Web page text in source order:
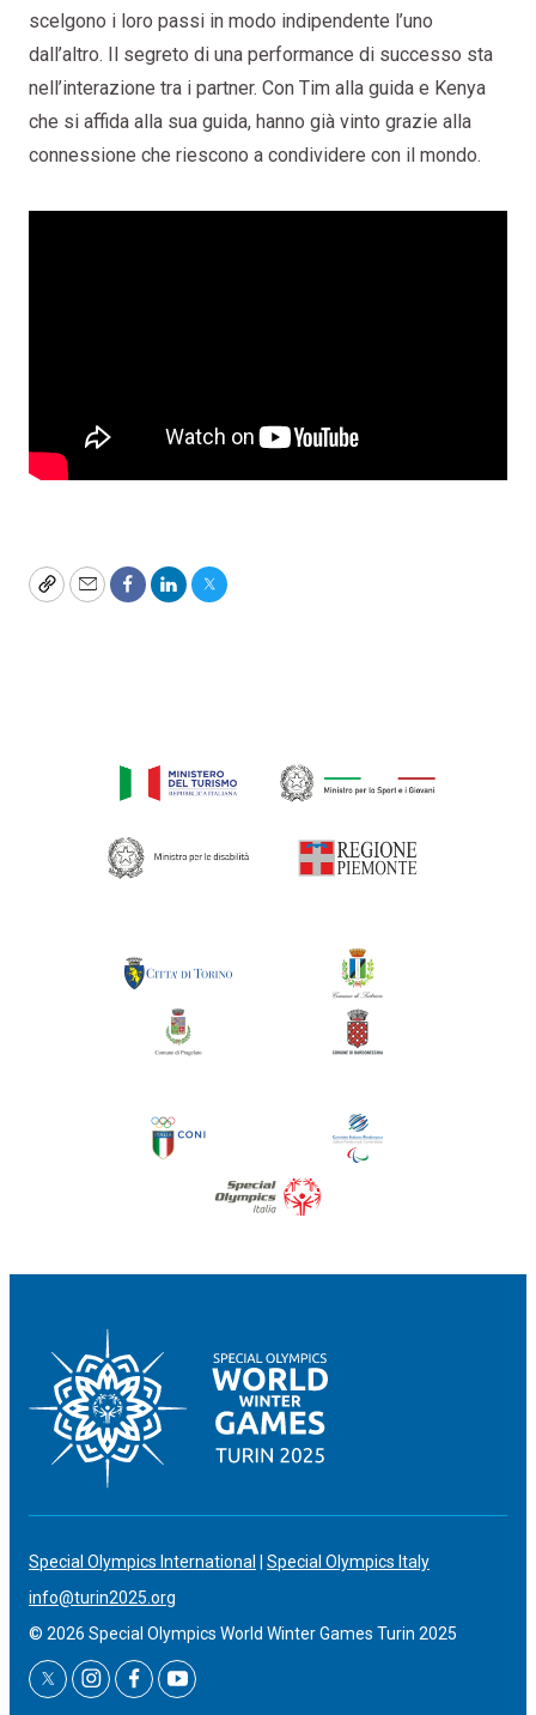
scelgono i loro passi in modo indipendente l’uno
dall’altro. Il segreto di una performance di successo sta
nell’interazione tra i partner. Con Tim alla guida e Kenya
che si affida alla sua guida, hanno già vinto grazie alla
connessione che riescono a condividere con il mondo.
CopyEmailFacebook
LinkedInTwitter
Special Olympics International | Special Olympics Italy
info@turin2025.org
© 2026 Special Olympics World Winter Games Turin 2025
twitterinstagram
facebookyoutube